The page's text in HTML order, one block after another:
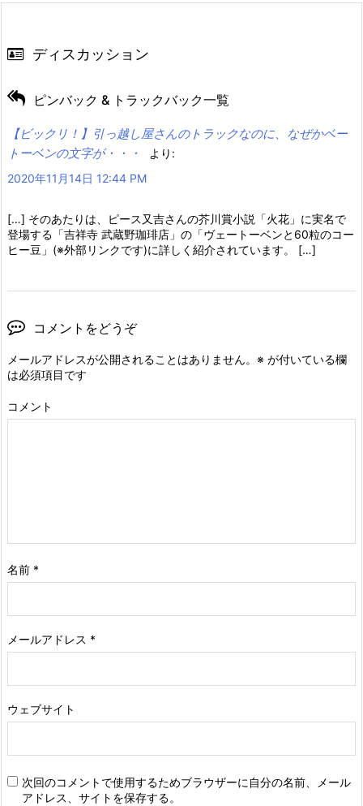
ディスカッション
ピンバック & トラックバック一覧
【ビックリ！】引っ越し屋さんのトラックなのに、なぜかベー
トーベンの文字が・・・
より:
2020年11月14日 12:44 PM
[…] そのあたりは、ピース又吉さんの芥川賞小説「火花」に実名で
登場する「吉祥寺 武蔵野珈琲店」の「ヴェートーベンと60粒のコー
ヒー豆」(※外部リンクです)に詳しく紹介されています。 […]
コメントをどうぞ
メールアドレスが公開されることはありません。 ※ が付いている欄
は必須項目です
コメント
名前 *
メールアドレス *
ウェブサイト
次回のコメントで使用するためブラウザーに自分の名前、メール
アドレス、サイトを保存する。